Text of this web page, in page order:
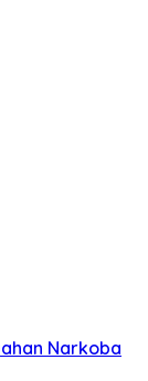
Narkoba